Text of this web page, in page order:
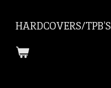
HARDCOVERS/TPB'S